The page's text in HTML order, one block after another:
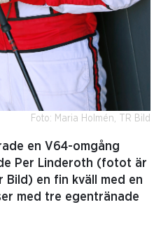
Foto: Maria Holmén, TR Bild
en V64-omgång
Per Linderoth (fotot är
Bild) en fin kväll med en
med tre egentränade